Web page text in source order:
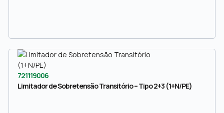
721119006
Limitador de Sobretensão Transitório – Tipo 2+3 (1+N/PE)